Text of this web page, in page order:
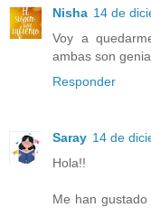
Nisha 14 de
Voy a
ambas son
Responder
Saray 14 de
Hola!!
Me han